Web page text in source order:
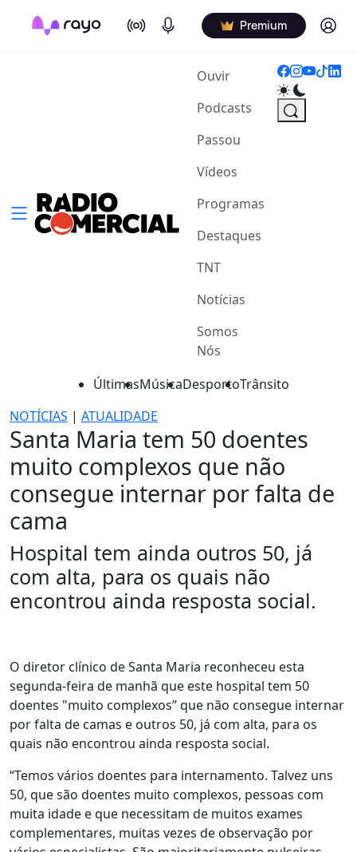
On Air Podcasts Premium Log in
Ouvir(current)
Podcasts
Passou
Vídeos
Programas
Destaques
TNT
Notícias
Somos
Nós
ÚltimasMúsicaDesportoTrânsito
NOTÍCIAS | ATUALIDADE
Santa Maria tem 50 doentes
muito complexos que não
consegue internar por falta de
cama
Hospital tem ainda outros 50, já
com alta, para os quais não
encontrou ainda resposta social.
O diretor clínico de Santa Maria reconheceu esta
segunda-feira de manhã que este hospital tem 50
doentes "muito complexos” que não consegue internar
por falta de camas e outros 50, já com alta, para os
quais não encontrou ainda resposta social.
“Temos vários doentes para internamento. Talvez uns
50, que são doentes muito complexos, pessoas com
muita idade e que necessitam de muitos exames
complementares, muitas vezes de observação por